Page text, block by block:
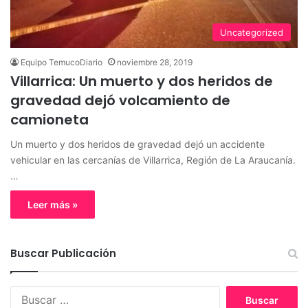
Uncategorized
Equipo TemucoDiario noviembre 28, 2019
Villarrica: Un muerto y dos heridos de
gravedad dejó volcamiento de
camioneta
Un muerto y dos heridos de gravedad dejó un accidente
vehicular en las cercanías de Villarrica, Región de La Araucanía.
…
Leer más »
Buscar Publicación